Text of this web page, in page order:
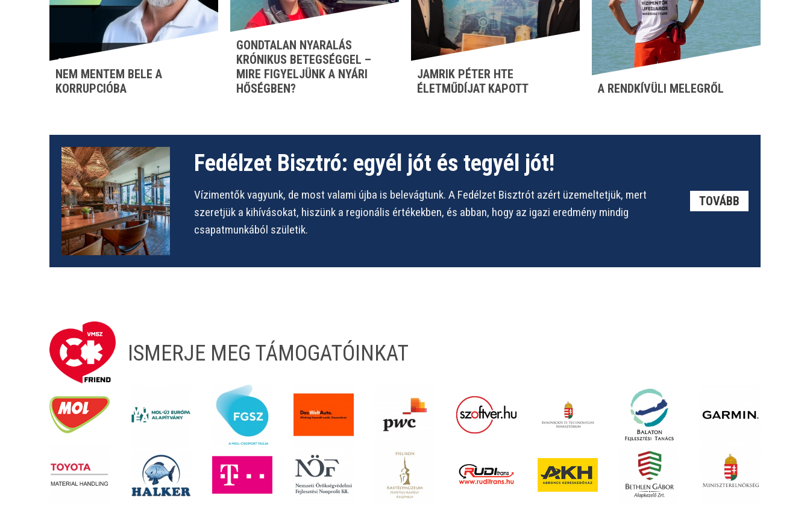
NEM MENTEM BELE A
KORRUPCIÓBA
GONDTALAN NYARALÁS
KRÓNIKUS BETEGSÉGGEL –
MIRE FIGYELJÜNK A NYÁRI
HŐSÉGBEN?
JAMRIK PÉTER HTE
ÉLETMŰDÍJAT KAPOTT
A RENDKÍVÜLI MELEGRŐL
Fedélzet Bisztró: egyél jót és tegyél jót!
Vízimentők vagyunk, de most valami újba is belevágtunk. A Fedélzet Bisztrót azért üzemeltetjük, mert
szeretjük a kihívásokat, hiszünk a regionális értékekben, és abban, hogy az igazi eredmény mindig
csapatmunkából születik.
TOVÁBB
ISMERJE MEG TÁMOGATÓINKAT